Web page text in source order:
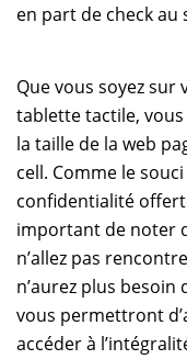
en part de check
Que vous soyez
tablette tactile,
la taille de la web
cell. Comme le
confidentialité
important de noter
n’allez pas
n’aurez plus
vous permettront
accéder à